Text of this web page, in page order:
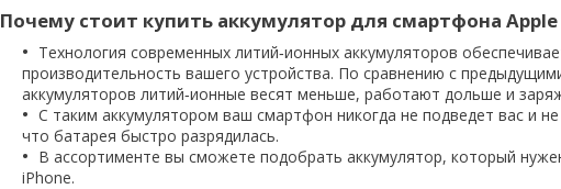
Почему стоит купить аккумулятор для смартфона
Технология современных литий‑ионных аккумуляторов
производительность вашего устройства. По сравнению с
аккумуляторов литий‑ионные весят меньше, работают дольше и
С таким аккумулятором ваш смартфон никогда не подведет вас и
что батарея быстро разрядилась.
В ассортименте вы сможете подобрать аккумулятор, который
iPhone.